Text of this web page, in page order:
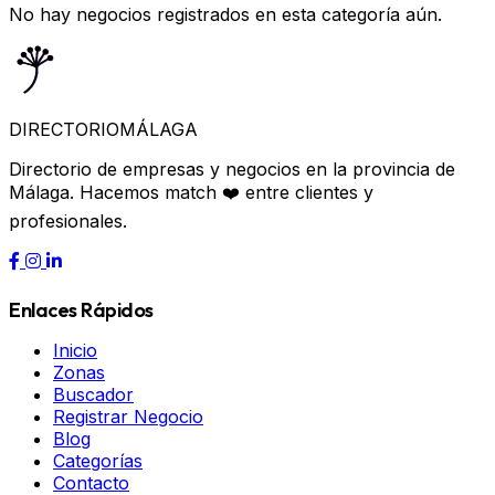
No hay negocios registrados en esta categoría aún.
DIRECTORIOMÁLAGA
Directorio de empresas y negocios en la provincia de
Málaga. Hacemos match ❤️ entre clientes y
profesionales.
Enlaces Rápidos
Inicio
Zonas
Buscador
Registrar Negocio
Blog
Categorías
Contacto